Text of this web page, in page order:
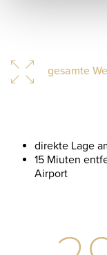
gesamte
direkte Lage
15 Miuten
Airport